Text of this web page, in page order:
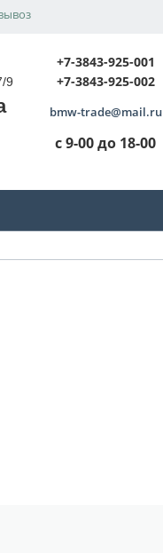
9
+7-3843-925-001
+7-3843-925-002
bmw-trade@mail.ru
с 9-00 до 18-00